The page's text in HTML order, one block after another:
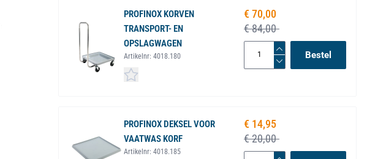
PROFINOX KORVEN
TRANSPORT- EN
OPSLAGWAGEN
Artikelnr: 4018.180
Speciale prijs
€ 70,00
€ 84,00
Bestel
PROFINOX DEKSEL VOOR
VAATWAS KORF
Artikelnr: 4018.185
Speciale prijs
€ 14,95
€ 20,00